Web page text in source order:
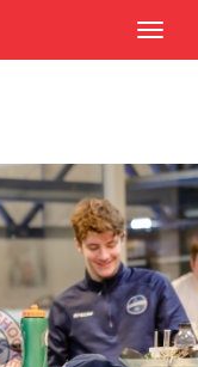
TOGGLE